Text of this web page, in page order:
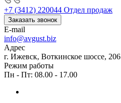
+7 (3412) 220044 Отдел продаж
Заказать звонок
E-mail
info@avgust.biz
Адрес
г. Ижевск, Воткинское шоссе, 206
Режим работы
Пн - Пт: 08.00 - 17.00